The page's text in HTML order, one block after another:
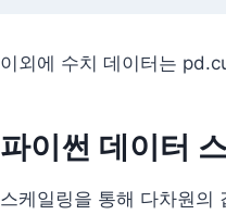
이외에 수치 데이터는
파이썬 데이터
스케일링을 통해 다차원의